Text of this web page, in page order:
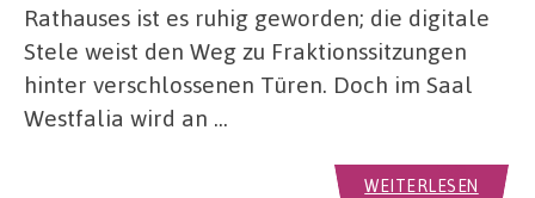
Rathauses ist es ruhig geworden; die digitale
Stele weist den Weg zu Fraktionssitzungen
hinter verschlossenen Türen. Doch im Saal
Westfalia wird an …
WEITERLESEN